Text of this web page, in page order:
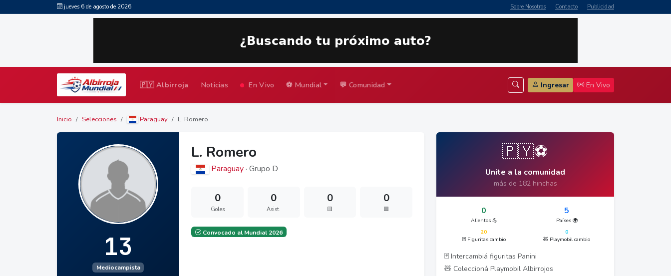
jueves 6 de agosto de 2026 Sobre Nosotros Contacto Publicidad
🇵🇾 Albirroja Noticias En Vivo ⚽ Mundial 💬 Comunidad Ingresar En Vivo
Inicio Selecciones Paraguay L. Romero
13
Mediocampista
L. Romero
Paraguay· Grupo D
0
Goles
0
Asist.
0
🟨
0
🟥
Convocado al Mundial 2026
🇵🇾⚽
Unite a la comunidad
más de 182 hinchas
0
Alientos 💪
5
Países 🌍
20
🃏 Figuritas cambio
0
🧸 Playmobil cambio
🃏 Intercambiá figuritas Panini
🧸 Coleccioná Playmobil Albirrojos